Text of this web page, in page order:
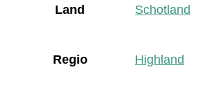
Land Schotland
Regio Highland